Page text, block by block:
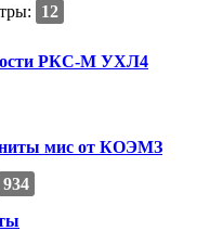
12
РКС-М УХЛ4
мис от КОЭМЗ
934